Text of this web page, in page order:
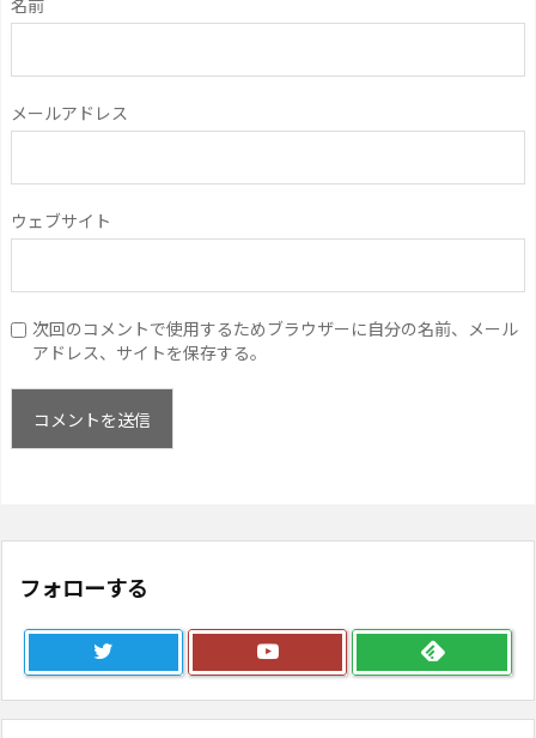
メールアドレス
ウェブサイト
次回のコメントで使用するためブラウザーに自分の名前、メール
アドレス、サイトを保存する。
フォローする